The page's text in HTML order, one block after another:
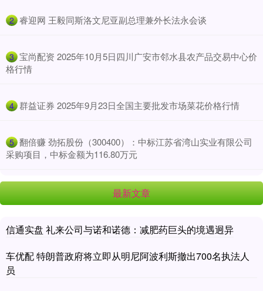
2 ​睿迎网 王毅同斯洛文尼亚副总理兼外长法永会谈
3 ​宝尚配资 2025年10月5日四川广安市邻水县农产品交易中心价
格行情
4 ​群益证券 2025年9月23日全国主要批发市场菜花价格行情
5 ​翻倍赚 劲拓股份（300400）：中标江苏省湾山实业有限公司
采购项目，中标金额为116.80万元
最新文章
信通实盘 礼来公司与诺和诺德：减肥药巨头的境遇迥异
车优配 特朗普政府将立即从明尼阿波利斯撤出700名执法人
员